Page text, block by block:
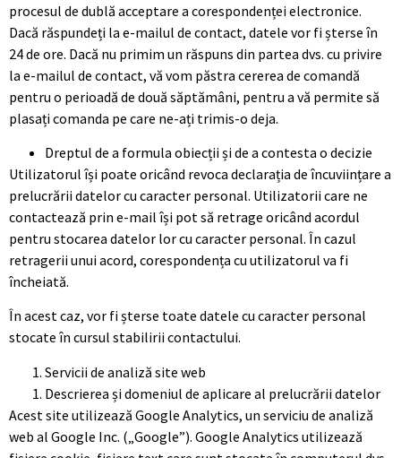
procesul de dublă acceptare a corespondenței electronice.
Dacă răspundeți la e-mailul de contact, datele vor fi șterse în
24 de ore. Dacă nu primim un răspuns din partea dvs. cu privire
la e-mailul de contact, vă vom păstra cererea de comandă
pentru o perioadă de două săptămâni, pentru a vă permite să
plasați comanda pe care ne-ați trimis-o deja.
Dreptul de a formula obiecții și de a contesta o decizie
Utilizatorul își poate oricând revoca declarația de încuviințare a
prelucrării datelor cu caracter personal. Utilizatorii care ne
contactează prin e-mail își pot să retrage oricând acordul
pentru stocarea datelor lor cu caracter personal. În cazul
retragerii unui acord, corespondența cu utilizatorul va fi
încheiată.
În acest caz, vor fi șterse toate datele cu caracter personal
stocate în cursul stabilirii contactului.
Servicii de analiză site web
Descrierea și domeniul de aplicare al prelucrării datelor
Acest site utilizează Google Analytics, un serviciu de analiză
web al Google Inc. („Google”). Google Analytics utilizează